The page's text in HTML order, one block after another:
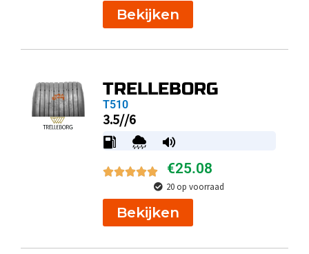
Bekijken
TRELLEBORG
T510
3.5//6
€25.08
20 op voorraad
Bekijken